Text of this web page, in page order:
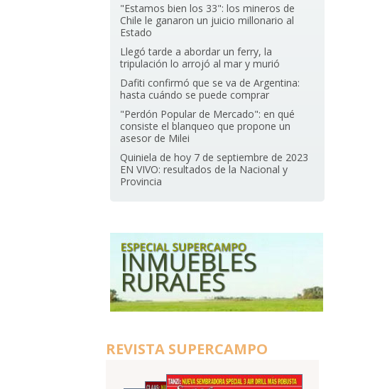
"Estamos bien los 33": los mineros de
Chile le ganaron un juicio millonario al
Estado
Llegó tarde a abordar un ferry, la
tripulación lo arrojó al mar y murió
Dafiti confirmó que se va de Argentina:
hasta cuándo se puede comprar
"Perdón Popular de Mercado": en qué
consiste el blanqueo que propone un
asesor de Milei
Quiniela de hoy 7 de septiembre de 2023
EN VIVO: resultados de la Nacional y
Provincia
REVISTA SUPERCAMPO